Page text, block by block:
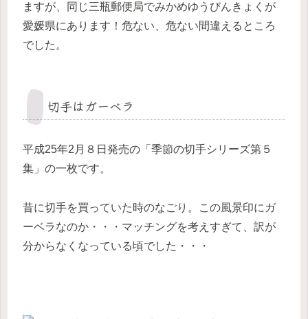
ますが、同じ三瓶郵便局でみかめゆうびんきょくが
愛媛県にあります！危ない、危ない間違えるところ
でした。
切手はガーベラ
平成25年2月８日発売の「季節の切手シリーズ第５
集」の一枚です。
昔に切手を買っていた時のなごり。この風景印にガ
ーベラなのか・・・マッチングを考えすぎて、訳が
分からなくなっている頃でした・・・